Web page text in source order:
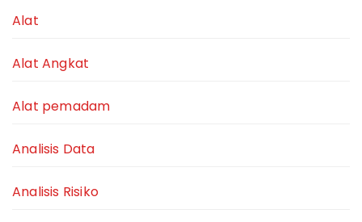
Alat
Alat Angkat
Alat pemadam
Analisis Data
Analisis Risiko